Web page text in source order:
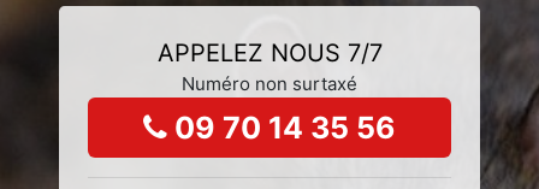
APPELEZ NOUS 7/7
Numéro non surtaxé
09 70 14 35 56